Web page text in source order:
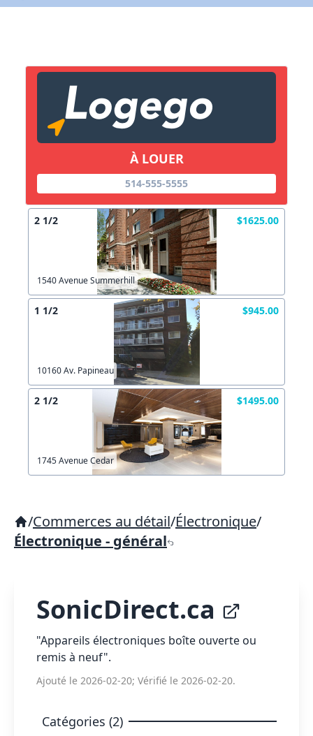
À LOUER
514-555-5555
2 1/2 $1625.00
1540 Avenue Summerhill
1 1/2 $945.00
10160 Av. Papineau
2 1/2 $1495.00
1745 Avenue Cedar
/Commerces au détail/Électronique/
Électronique - général
SonicDirect.ca
"Appareils électroniques boîte ouverte ou
remis à neuf".
Ajouté le 2026-02-20; Vérifié le 2026-02-20.
Catégories (2)
Lien vers inscription (sera inclus dans courriel)
Copier lien
X Fermer
X Fermer